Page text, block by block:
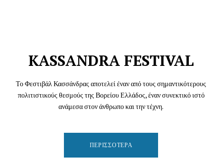
KASSANDRA FESTIVAL
Το Φεστιβάλ Κασσάνδρας αποτελεί έναν από τους σημαντικότερους
πολιτιστικούς θεσμούς της Βορείου Ελλάδος, έναν συνεκτικό ιστό
ανάμεσα στον άνθρωπο και την τέχνη.
ΠΕΡΙΣΣΌΤΕΡΑ